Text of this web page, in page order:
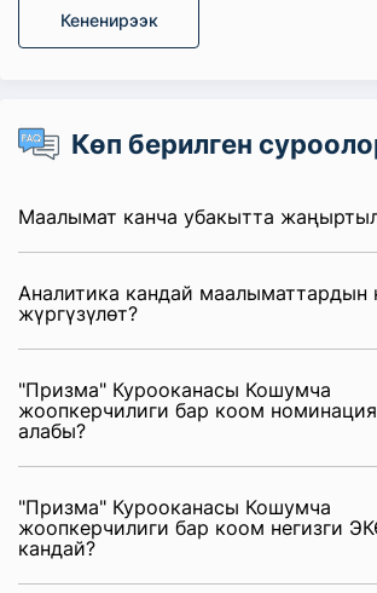
Кененирээк
Көп берилген
Маалымат канча убакытта
Аналитика кандай маалыматтардын
жүргүзүлөт?
"Призма" Курооканасы Кошумча
жоопкерчилиги бар коом
алабы?
"Призма" Курооканасы Кошумча
жоопкерчилиги бар коом негизги
кандай?